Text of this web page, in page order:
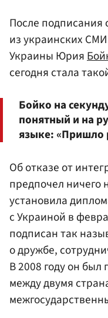
После подписания
из украинских
Украины Юрия
сегодня стала
Бойко на
понятный и на
языке: «Пришло
Об отказе от
предпочел ничего
установила
с Украиной в
подписан так
о дружбе,
В 2008 году он был
между двумя